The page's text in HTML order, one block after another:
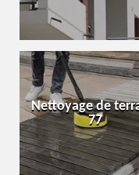
Nettoyage de
77